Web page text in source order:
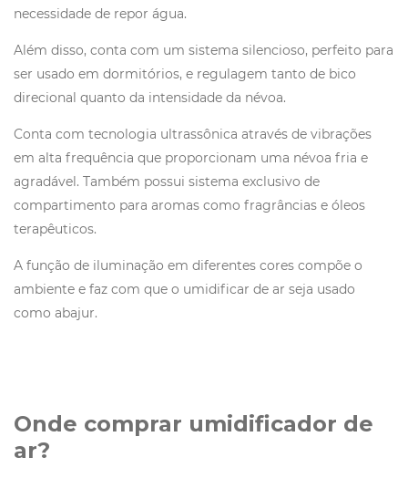
necessidade de repor água.
Além disso, conta com um sistema silencioso, perfeito para
ser usado em dormitórios, e regulagem tanto de bico
direcional quanto da intensidade da névoa.
Conta com tecnologia ultrassônica através de vibrações
em alta frequência que proporcionam uma névoa fria e
agradável. Também possui sistema exclusivo de
compartimento para aromas como fragrâncias e óleos
terapêuticos.
A função de iluminação em diferentes cores compõe o
ambiente e faz com que o umidificar de ar seja usado
como abajur.
Onde comprar umidificador de
ar?